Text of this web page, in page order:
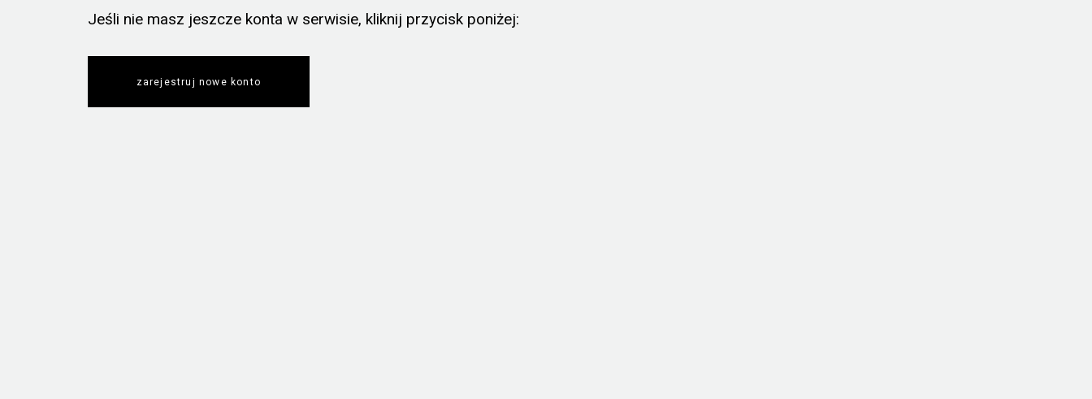
Jeśli nie masz jeszcze konta w serwisie, kliknij przycisk poniżej:
zarejestruj nowe konto